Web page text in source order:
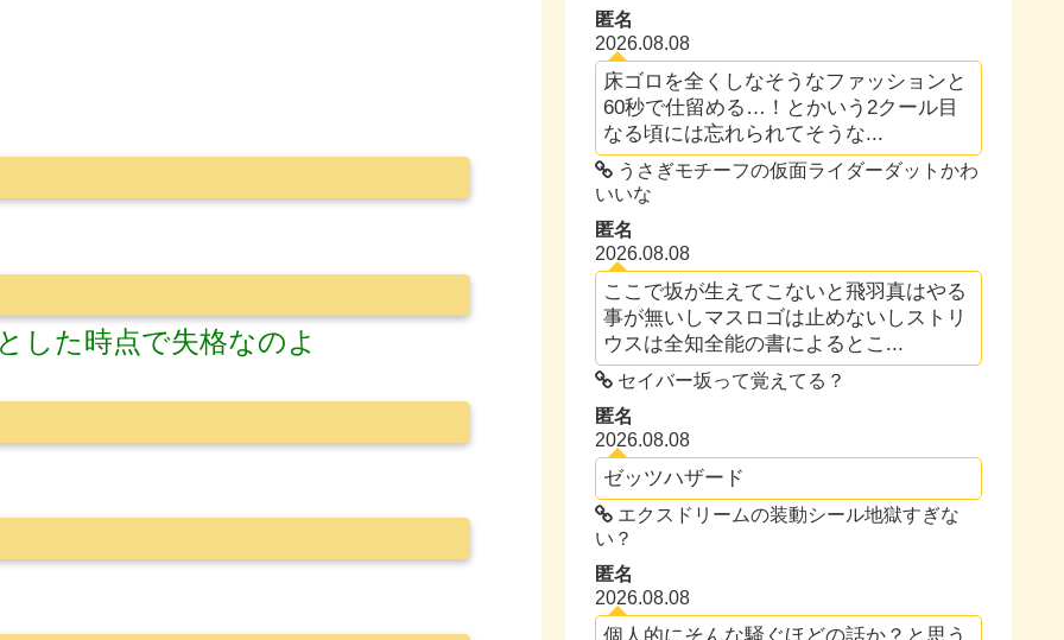
した時点で失格なのよ
匿名
2026.08.08
床ゴロを全くしなそうなファッションと
60秒で仕留める…！とかいう2クール目
なる頃には忘れられてそうな...
うさぎモチーフの仮面ライダーダットかわ
いいな
匿名
2026.08.08
ここで坂が生えてこないと飛羽真はやる
事が無いしマスロゴは止めないしストリ
ウスは全知全能の書によるとこ...
セイバー坂って覚えてる？
匿名
2026.08.08
ゼッツハザード
エクスドリームの装動シール地獄すぎな
い？
匿名
2026.08.08